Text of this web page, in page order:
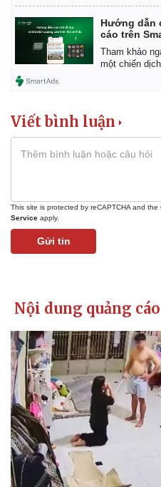
Tin nóng
Tư vấn luật
Hướng dẫn
cáo trên
Tham khảo
một chiến
Viết bình luận
This site is protected by reCAPTCHA and the
Service apply.
Gửi tin